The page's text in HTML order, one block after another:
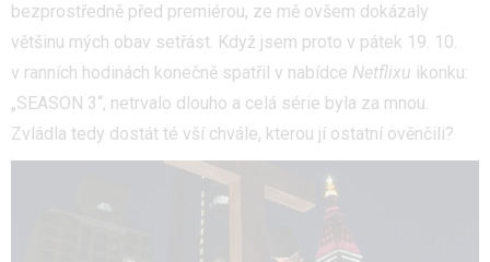
bezprostředně před premiérou, ze mě ovšem dokázaly
většinu mých obav setřást. Když jsem proto v pátek 19. 10.
v ranních hodinách konečně spatřil v nabídce Netflixu ikonku:
„SEASON 3“, netrvalo dlouho a celá série byla za mnou.
Zvládla tedy dostát té vší chvále, kterou jí ostatní ověnčili?